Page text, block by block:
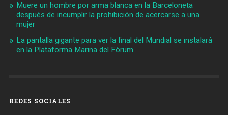
Muere un hombre por arma blanca en la Barceloneta
después de incumplir la prohibición de acercarse a una
mujer
La pantalla gigante para ver la final del Mundial se instalará
en la Plataforma Marina del Fòrum
REDES SOCIALES